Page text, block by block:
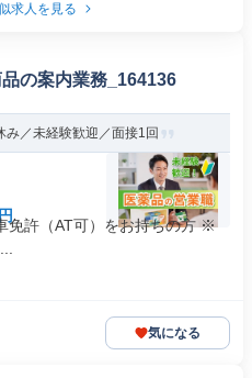
求人を見る
の案内業務_164136
み／未経験歓迎／面接1回
免許（AT可）をお持ちの方 ※
気になる